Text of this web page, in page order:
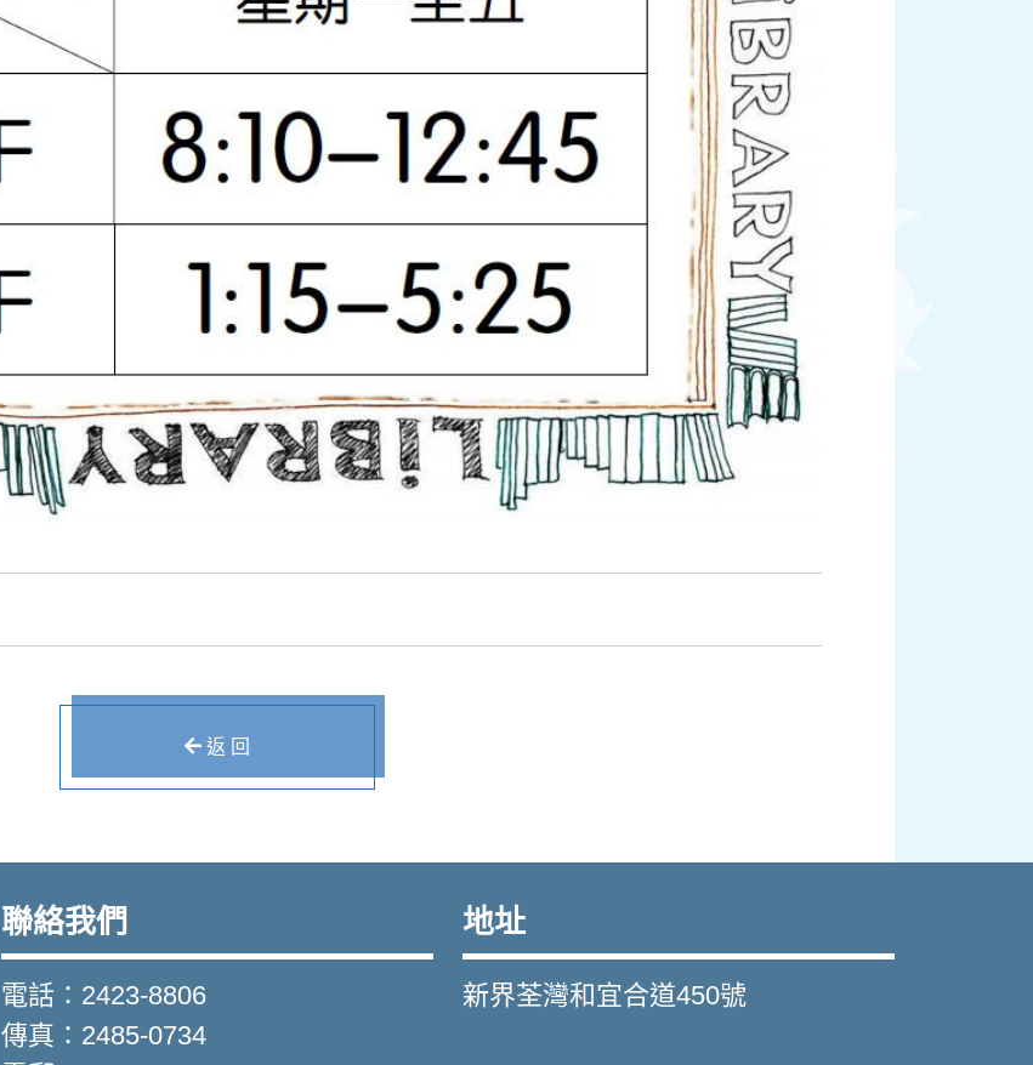
返 回
聯絡我們
電話：2423-8806
傳真：2485-0734
地址
新界荃灣和宜合道450號